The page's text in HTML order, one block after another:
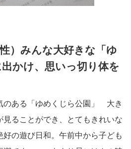
性）みんな大好きな「ゆ
かけ、思いっ切り体を
のある「ゆめくじら公園」 大き
見ることができ、とてもきれいな
の遊び日和。午前中から子ども